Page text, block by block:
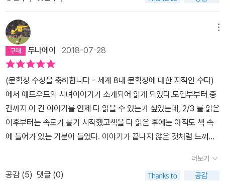
짐도 없는데 대체 무엇을 기대하며 읽어야 할지 모른 채 그냥 읽게 된
다. 물론 디스토피아답게 여러 문제점을 지적하고는 있다. 권력과 감
시 사회, 권리 및 욕구 억제, 인권 침해, 지식과 정보 제한 등등. 그러
나 이런 문제들은 타 작품에서도 볼 수 있는 다소 식상한 것들이라 차
라리 시녀들의 압제를 좀 더 폭넓게 다뤘으면 어땠을까 싶다. 주인공
의 별다른 액션 없음도 그렇지만 다른 시녀들에 대한 내용과 분량이
너무도 적어, 몇몇 시녀들만의 이야기처럼 보이기도 한다. 그게 개인
적으로 많이 아쉬웠던 점이다.디스토피아 소설을 좋아하는 내 취향과
는 거리가 좀 있었지만 어차피 읽어야 했던 작품이라 뭐. 올해에는 유
명했던 작품 위주로 읽을 거라서 분명히 쏘쏘한 작품도 자주 만날 거
나 한국... 괜찮아지겠지?...
그게 네가 가진 전부잖아. p250정말이지 맥락이 그 무엇보다 중요하
다. p251삶이 무의미하다는 건 아무 쓸모가 없다는 뜻. 아무런 줄거
리가 없다는 얘기다. p374-#전제정치 #흑백논리의시대 #디스토피
아소설 #SF #맨부커상수상작 #요즘핫한책 #책추천 #표지의의미
#표지디자이너👍(여담)표지에 그려진 상징들의 의미를 찾아가면서
읽는 것도 재밌어요.우리나라 책표지가 가장 맘에 드네요.
면서 미국은 극심한 혼란 상태에 빠지게 됩니다.이때를 틈타 가부장
제와 성경을 근본으로 한 전체주의 국가 '길리어드'가 일어나 국민들
을 폭력으로 억압하는데, 특히 여성들은 여러 계급으로 분류하여 교
묘하게 통제하고 착취하기 시작합니다.특히 여자는 아이를 낳는 자궁
의 역할로 가임 여부가 이들의 사회적 위치를 결정하게 됩니다.높은
직급인 사령관의 '아내'들은 푸른색 계열의 드레스를,'딸'들은 흰색드
레스를,임신능력이 있는 여자는 '시녀'로 붉은색 드레스에 흰색 가리
개를,임신할 수 없는 여자는 '하녀'로 녹색 드레스를,'아주머니'들은 갈
색 드레스 등모든 여성들은 색깔로 계급을 알 수 있었습니다.그리고
세 번의 기회가 주어지는 동안 출산하지 못하면 시녀는 비여성이 되
어 죽음을 담보한 노동현장으로 유배당하게 됩니다.​소설은 시녀 오브
프레드의 독백으로 이루어져 있었습니다.사랑하는 남편과 딸을 키우
두나에이 2018-07-28
(문학상 수상을 축하합니다 - 세계 8대 문학상에 대한 지적인 수다)
에서 애트우드의 시녀이야기가 소개되어 읽게 되었다.도입부부터 중
간까지 이 긴 이야기를 언제 다 읽을 수 있는가 싶었는데, 2/3 를 읽은
이후부터는 속도가 붙기 시작했고책을 다 읽은 후에는 아직도 책 속
에 들어가 있는 기분이 들었다. 이야기가 끝나지 않은 것처럼 느껴졌
의 심리와 행동이 내 몸에 스며들어 쉽게 떨쳐낼 수 없었다.한 여자의
내적 변화를 이렇게 멋지게 캐치해가면서, 잘못된 믿음과 권위가 디
더보기
공감 (5) 댓글 (0)